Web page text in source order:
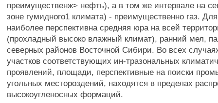
преимущественж> нефть), а в том же интервале на
зоне гумидного1 климата) - преимущественно газ.
наиболее перспективна средняя юра на всей
(прохладный высоко влажный климат), ранний мел,
северных районов Восточной Сибири. Во всех
участков соответствующих ин-тразональных
проявлений, площади, перспективные на поиски
угольных местороздений, находятся в пределах
высокоугленосных формаций.